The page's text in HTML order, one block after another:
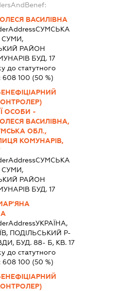
ВАСИЛІВНА
СУМСЬКА
СУМИ,
РАЙОН
БУД. 17
до статутного
608 100 (50 %)
ОСОБИ -
ВАСИЛІВНА,
ОБЛ.,
КОМУНАРІВ,
СУМСЬКА
СУМИ,
РАЙОН
БУД. 17
УКРАЇНА,
ПОДІЛЬСЬКИЙ Р-
БУД. 88- Б, КВ. 17
до статутного
608 100 (50 %)